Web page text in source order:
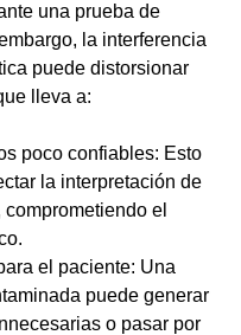
una prueba de
la interferencia
puede distorsionar
lleva a:
poco confiables: Esto
la interpretación de
comprometiendo el
el paciente: Una
puede generar
o pasar por